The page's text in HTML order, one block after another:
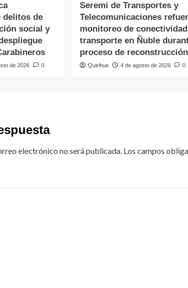
delitos de
social y
de 2026 0
Seremi de Transportes y
Telecomunicaciones
monitoreo de
transporte en Ñuble
proceso de reconstrucción
Quirihue 4 de agosto de 2026 0
electrónico no será publicada. Los campos